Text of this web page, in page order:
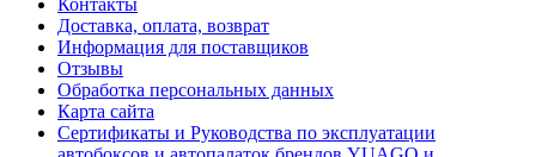
Контакты
Доставка, оплата, возврат
Информация для поставщиков
Отзывы
Обработка персональных данных
Карта сайта
Сертификаты и Руководства по эксплуатации